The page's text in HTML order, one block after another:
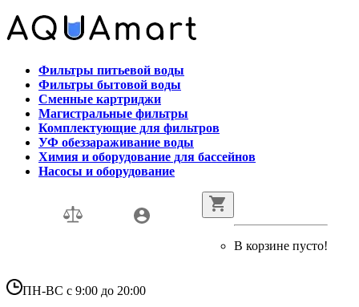
Фильтры питьевой воды
Фильтры бытовой воды
Сменные картриджи
Магистральные фильтры
Комплектующие для фильтров
УФ обеззараживание воды
Химия и оборудование для бассейнов
Насосы и оборудование
В корзине пусто!
ПН-ВС с 9:00 до 20:00